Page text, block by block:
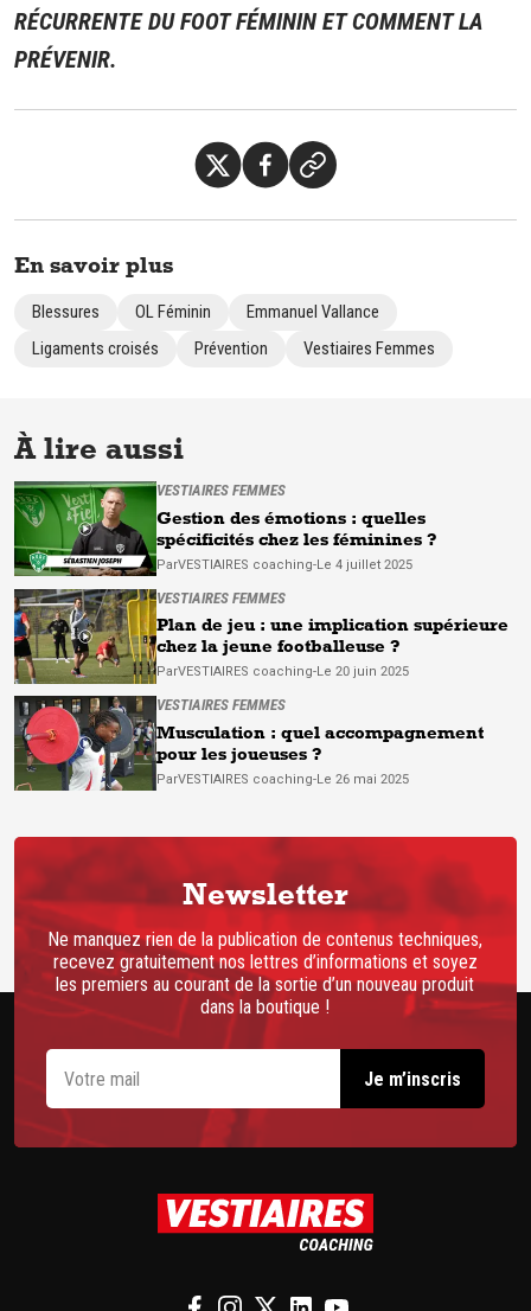
RÉCURRENTE DU FOOT FÉMININ ET COMMENT LA
PRÉVENIR.
En savoir plus
Blessures OL Féminin
Emmanuel Vallance
Ligaments croisés
Prévention Vestiaires Femmes
À lire aussi
VESTIAIRES FEMMES
Gestion des émotions : quelles
spécificités chez les féminines ?
ParVESTIAIRES coaching-Le 4 juillet 2025
VESTIAIRES FEMMES
Plan de jeu : une implication supérieure
chez la jeune footballeuse ?
ParVESTIAIRES coaching-Le 20 juin 2025
VESTIAIRES FEMMES
Musculation : quel accompagnement
pour les joueuses ?
ParVESTIAIRES coaching-Le 26 mai 2025
Newsletter
Ne manquez rien de la publication de contenus techniques,
recevez gratuitement nos lettres d’informations et soyez
les premiers au courant de la sortie d’un nouveau produit
dans la boutique !